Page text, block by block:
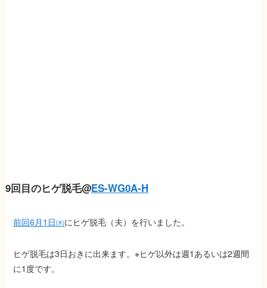
9回目のヒゲ脱毛@ES-WG0A-H
前回6月1日㈭にヒゲ脱毛（夫）を行いました。
ヒゲ脱毛は3日おきに出来ます。※ヒゲ以外は週1あるいは2週間
に1度です。